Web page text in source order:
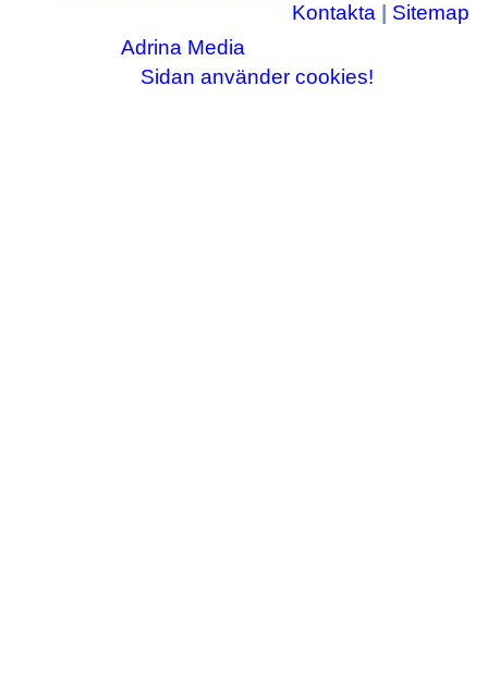
Kontakta
Sitemap
Copyright © 2003-2026Adrina Media
Sidan använder cookies!